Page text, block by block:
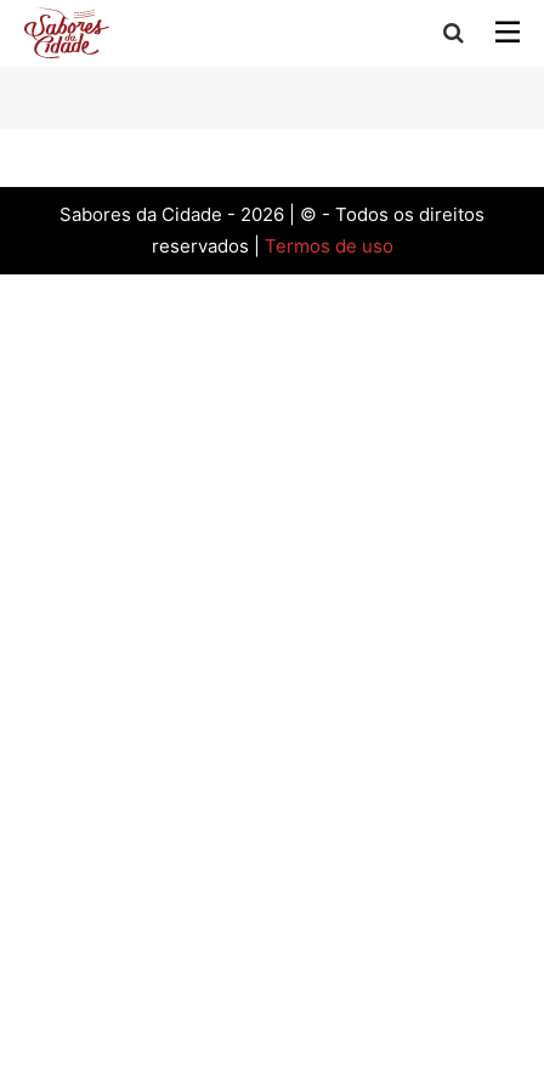
Sabores da Cidade - 2026 | © - Todos os direitos
reservados | Termos de uso